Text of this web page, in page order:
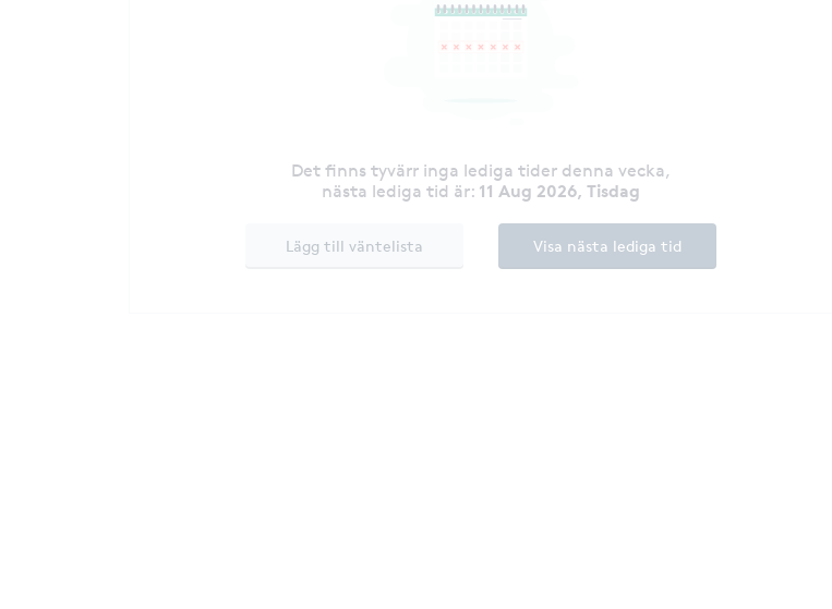
Det finns tyvärr inga lediga tider denna vecka,
nästa lediga tid är: 11 Aug 2026, Tisdag
Lägg till väntelista Visa nästa lediga tid